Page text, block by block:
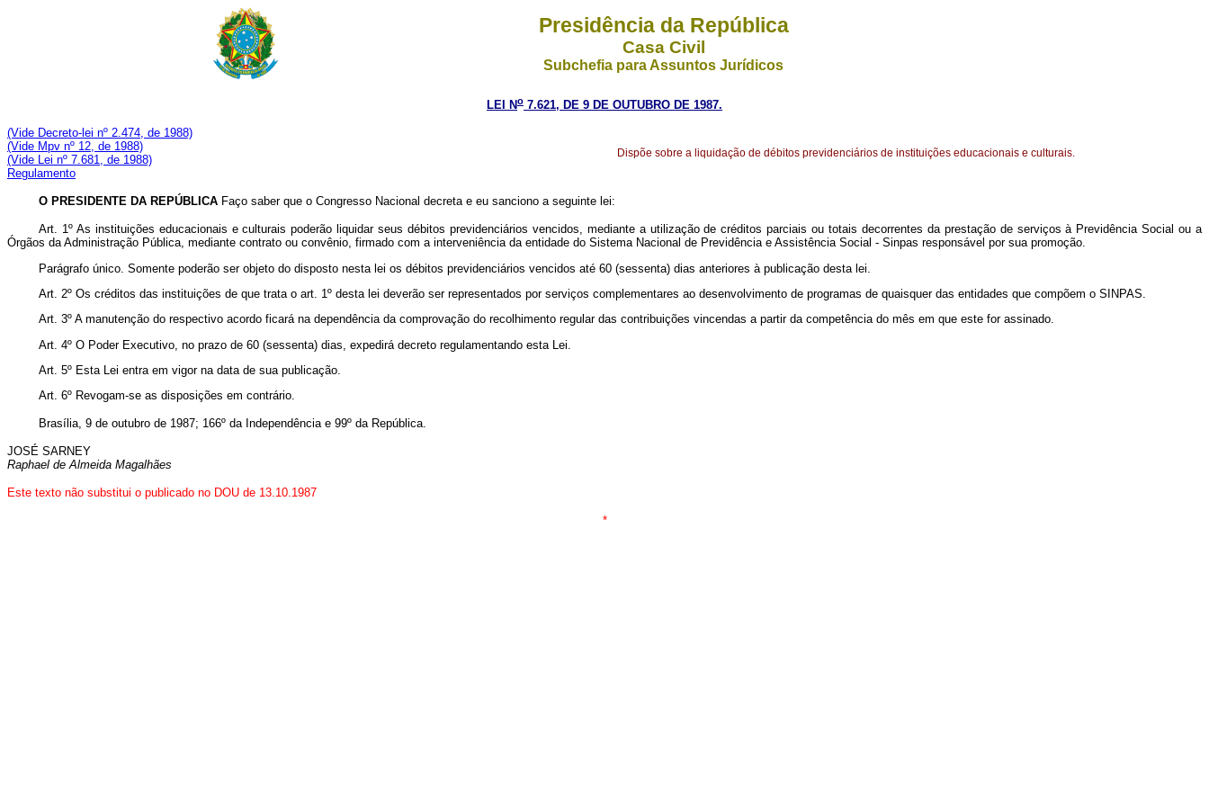
Presidência da República
Casa Civil
Subchefia para Assuntos Jurídicos
LEI No 7.621, DE 9 DE OUTUBRO DE 1987.
(Vide Decreto-lei nº 2.474, de 1988)
(Vide Mpv nº 12, de 1988)
(Vide Lei nº 7.681, de 1988)
Regulamento
Dispõe sobre a liquidação de débitos previdenciários de instituições educacionais e culturais.
O PRESIDENTE DA REPÚBLICA Faço saber que o Congresso Nacional decreta e eu sanciono a seguinte lei:
Art. 1º As instituições educacionais e culturais poderão liquidar seus débitos previdenciários vencidos, mediante a utilização de créditos parciais ou totais decorrentes da prestação de serviços à Previdência Social ou a
Órgãos da Administração Pública, mediante contrato ou convênio, firmado com a interveniência da entidade do Sistema Nacional de Previdência e Assistência Social - Sinpas responsável por sua promoção.
Parágrafo único. Somente poderão ser objeto do disposto nesta lei os débitos previdenciários vencidos até 60 (sessenta) dias anteriores à publicação desta lei.
Art. 2º Os créditos das instituições de que trata o art. 1º desta lei deverão ser representados por serviços complementares ao desenvolvimento de programas de quaisquer das entidades que compõem o SINPAS.
Art. 3º A manutenção do respectivo acordo ficará na dependência da comprovação do recolhimento regular das contribuições vincendas a partir da competência do mês em que este for assinado.
Art. 4º O Poder Executivo, no prazo de 60 (sessenta) dias, expedirá decreto regulamentando esta Lei.
Art. 5º Esta Lei entra em vigor na data de sua publicação.
Art. 6º Revogam-se as disposições em contrário.
Brasília, 9 de outubro de 1987; 166º da Independência e 99º da República.
JOSÉ SARNEY
Raphael de Almeida Magalhães
Este texto não substitui o publicado no DOU de 13.10.1987
*